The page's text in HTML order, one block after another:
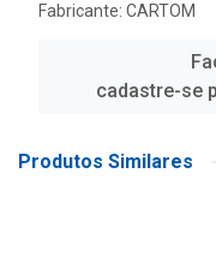
Fabricante: CARTOM
cadastre-se
Produtos Similares